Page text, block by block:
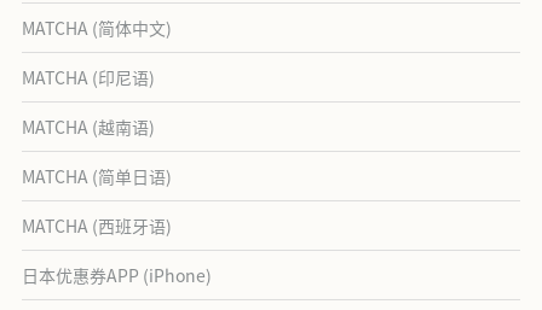
MATCHA (简体中文)
MATCHA (印尼语)
MATCHA (越南语)
MATCHA (简单日语)
MATCHA (西班牙语)
日本优惠券APP (iPhone)